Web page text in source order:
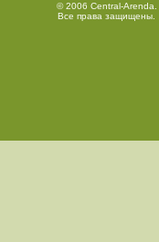
© 2006 Central-Arenda.
Все права защищены.